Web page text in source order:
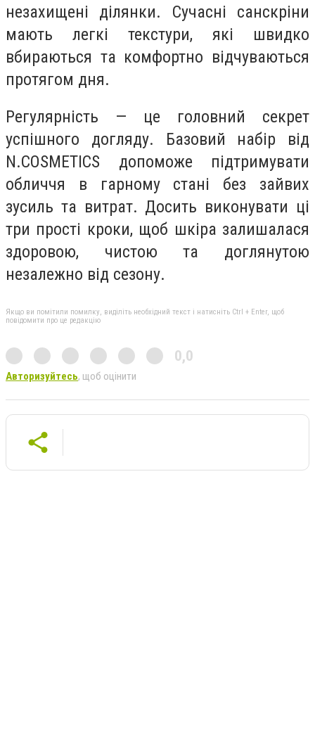
незахищені ділянки. Сучасні санскріни
мають легкі текстури, які швидко
вбираються та комфортно відчуваються
протягом дня.
Регулярність — це головний секрет
успішного догляду. Базовий набір від
N.COSMETICS допоможе підтримувати
обличчя в гарному стані без зайвих
зусиль та витрат. Досить виконувати ці
три прості кроки, щоб шкіра залишалася
здоровою, чистою та доглянутою
незалежно від сезону.
Якщо ви помітили помилку, виділіть необхідний текст і натисніть Ctrl + Enter, щоб
повідомити про це редакцію
0,0
Авторизуйтесь, щоб оцінити